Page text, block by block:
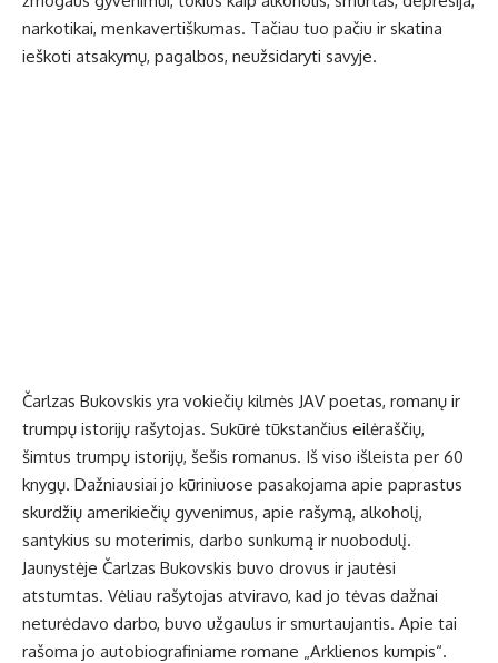
narkotikai, menkavertiškumas. Tačiau tuo pačiu ir skatina
ieškoti atsakymų, pagalbos, neužsidaryti savyje.
Čarlzas Bukovskis yra vokiečių kilmės JAV poetas, romanų ir
trumpų istorijų rašytojas. Sukūrė tūkstančius eilėraščių,
šimtus trumpų istorijų, šešis romanus. Iš viso išleista per 60
knygų. Dažniausiai jo kūriniuose pasakojama apie paprastus
skurdžių amerikiečių gyvenimus, apie rašymą, alkoholį,
santykius su moterimis, darbo sunkumą ir nuobodulį.
Jaunystėje Čarlzas Bukovskis buvo drovus ir jautėsi
atstumtas. Vėliau rašytojas atviravo, kad jo tėvas dažnai
neturėdavo darbo, buvo užgaulus ir smurtaujantis. Apie tai
rašoma jo autobiografiniame romane „Arklienos kumpis“.